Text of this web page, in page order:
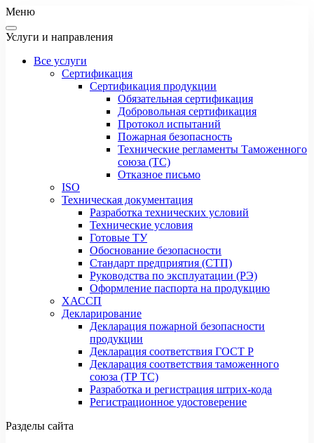
Меню
Услуги и направления
Все услуги
Сертификация
Сертификация продукции
Обязательная сертификация
Добровольная сертификация
Протокол испытаний
Пожарная безопасность
Технические регламенты Таможенного
союза (ТС)
Отказное письмо
ISO
Техническая документация
Разработка технических условий
Технические условия
Готовые ТУ
Обоснование безопасности
Стандарт предприятия (СТП)
Руководства по эксплуатации (РЭ)
Оформление паспорта на продукцию
ХАССП
Декларирование
Декларация пожарной безопасности
продукции
Декларация соответствия ГОСТ Р
Декларация соответствия таможенного
союза (ТР ТС)
Разработка и регистрация штрих-кода
Регистрационное удостоверение
Разделы сайта